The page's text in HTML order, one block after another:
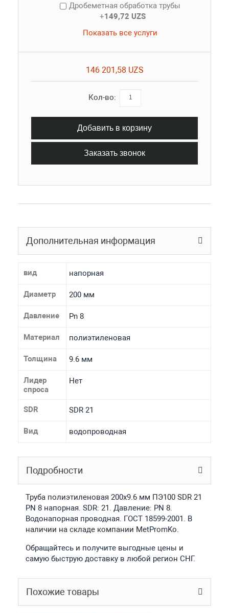
Дробеметная обработка трубы
+149,72 UZS
Показать все услуги
146 201,58 UZS
Кол-во:
Добавить в корзину
Заказать звонок
Дополнительная информация
вид напорная
Диаметр 200 мм
Давление Pn 8
Материал полиэтиленовая
Толщина 9.6 мм
Лидер
спроса
Нет
SDR SDR 21
Вид водопроводная
Подробности
Труба полиэтиленовая 200х9.6 мм ПЭ100 SDR 21
PN 8 напорная. SDR: 21. Давление: PN 8.
Водонапорная проводная. ГОСТ 18599-2001. В
наличии на складе компании MetPromKo.
Обращайтесь и получите выгодные цены и
самую быструю доставку в любой регион СНГ.
Похожие товары